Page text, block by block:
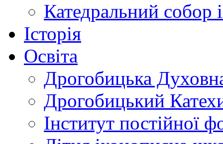
Катедральний собор
Історія
Освіта
Дрогобицька
Дрогобицький
Інститут постійної